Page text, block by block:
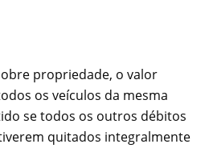
propriedade, o valor
os veículos da mesma
se todos os outros débitos
quitados integralmente